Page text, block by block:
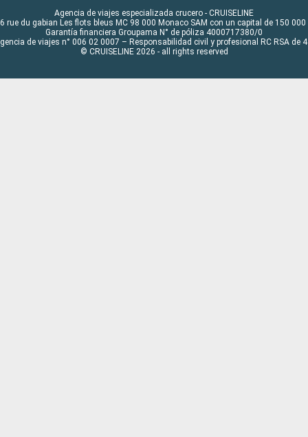
Agencia de viajes especializada crucero - CRUISELINE
rue du gabian Les flots bleus MC 98 000 Monaco SAM con un capital de 150 000
Garantía financiera Groupama N° de póliza 4000717380/0
de viajes n° 006 02 0007 – Responsabilidad civil y profesional RC RSA de
© CRUISELINE 2026 - all rights reserved